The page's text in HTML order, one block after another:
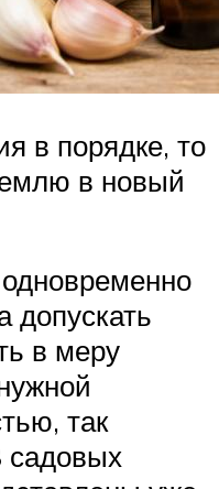
в порядке, то
в новый
допускать
в меру
так